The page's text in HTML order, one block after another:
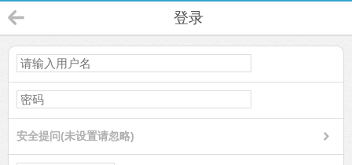
登录
安全提问(未设置请忽略)